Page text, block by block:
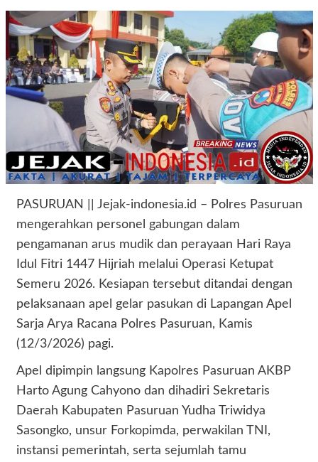
PASURUAN || Jejak-indonesia.id – Polres Pasuruan
mengerahkan personel gabungan dalam
pengamanan arus mudik dan perayaan Hari Raya
Idul Fitri 1447 Hijriah melalui Operasi Ketupat
Semeru 2026. Kesiapan tersebut ditandai dengan
pelaksanaan apel gelar pasukan di Lapangan Apel
Sarja Arya Racana Polres Pasuruan, Kamis
(12/3/2026) pagi.
Apel dipimpin langsung Kapolres Pasuruan AKBP
Harto Agung Cahyono dan dihadiri Sekretaris
Daerah Kabupaten Pasuruan Yudha Triwidya
Sasongko, unsur Forkopimda, perwakilan TNI,
instansi pemerintah, serta sejumlah tamu